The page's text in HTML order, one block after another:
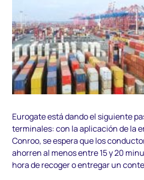
Eurogate está dando el siguiente
terminales: con la aplicación de la
Conroo, se espera que los
ahorren al menos entre 15 y 20
hora de recoger o entregar un